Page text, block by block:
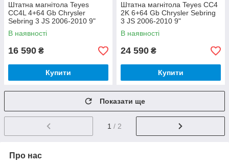
Штатна магнітола Teyes
CC4L 4+64 Gb Chrysler
Sebring 3 JS 2006-2010 9"
В наявності
16 590 ₴
Купити
Штатна магнітола Teyes CC4
2K 6+64 Gb Chrysler Sebring
3 JS 2006-2010 9"
В наявності
24 590 ₴
Купити
Показати ще
1 / 2
Про нас